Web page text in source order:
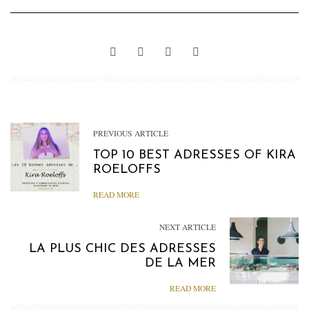
PREVIOUS ARTICLE
TOP 10 BEST ADRESSES OF KIRA
ROELOFFS
READ MORE
NEXT ARTICLE
LA PLUS CHIC DES ADRESSES
DE LA MER
READ MORE